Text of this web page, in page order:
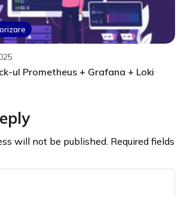
ul Prometheus + Grafana + Loki
will not be published. Required fields